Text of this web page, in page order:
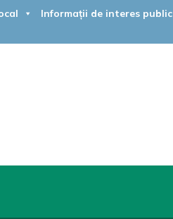
Informații de interes public